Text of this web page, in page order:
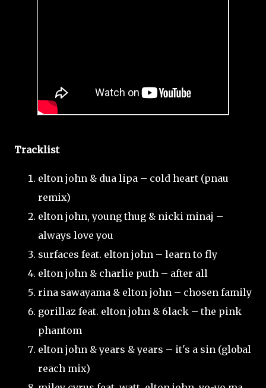
Tracklist
elton john & dua lipa – cold heart (pnau
remix)
elton john, young thug & nicki minaj –
always love you
surfaces feat. elton john – learn to fly
elton john & charlie puth – after all
rina sawayama & elton john – chosen family
gorillaz feat. elton john & 6lack – the pink
phantom
elton john & years & years – it's a sin (global
reach mix)